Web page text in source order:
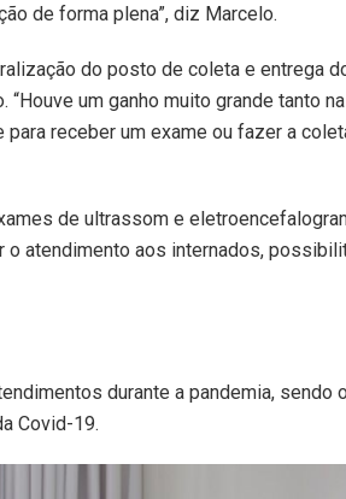
de forma plena”, diz Marcelo.
do posto de coleta e entrega
um ganho muito grande tanto na
receber um exame ou fazer a
de ultrassom e
o atendimento aos internados,
durante a pandemia, sendo
Covid-19.